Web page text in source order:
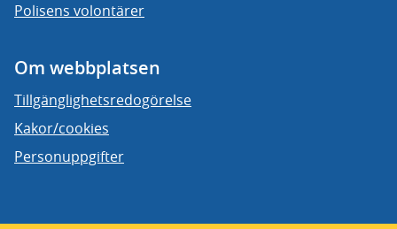
Polisens volontärer
Om webbplatsen
Tillgänglighetsredogörelse
Kakor/cookies
Personuppgifter